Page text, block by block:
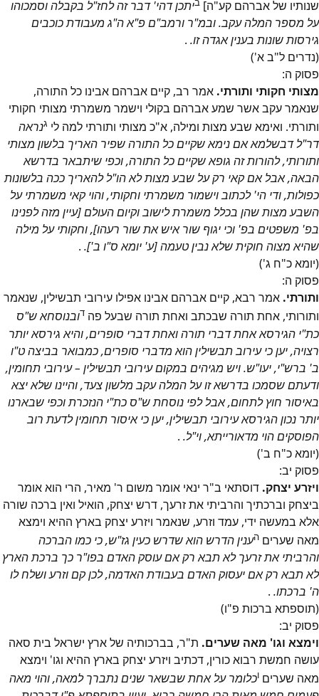
שנותיו של אברהם קע"ה] יתכן דהי' דבר זה לחז"ל בקבלה וסמכוהו
על מספר המלה עקב. ובמ"ר ורמב"ם פ"א ה"ג מעבודת כוכבים
גירסות שונות בענין אגדה זו. .
(נדרים ל"ב א')
פסוק ה:
מצותי חקותי ותורתי. אמר רב, קיים אברהם אבינו כל התורה,
שנאמר עקב אשר שמע אברהם בקולי וישמר משמרתי מצותי חקותי
ותורתי. ואימא שבע מצות ומילה, א"כ מצותי ותורתי למה לי גנראה
דר"ל דבשלמא אם נימא שקיים כל התורה שפיר האריך בלשון מצותי
ותורותי, להורות זה גופא שקיים כל התורה, וכפי שיתבאר בדרשא
הבאה, אבל אם קאי רק על שבע מצות לא הו"ל להאריך ככה בלשונות
כפולות, ודי הי' לכתוב וישמור משמרתי וחקותי, והוי קאי משמרתי על
השבע מצות שהן בכלל משמרת לישוב וקיום העולם [עיין מזה לפנינו
בפ' משפטים בפ' וכי יגוף שור איש את שור רעהו], וחקותי על מילה
שהיא מצוה חוקית שלא נבין טעמה [ע' יומא ס"ו ב']. .
(יומא כ"ח ג')
פסוק ה:
ותורתי. אמר רבא, קיים אברהם אבינו אפילו עירובי תבשילין, שנאמר
ותורותי, אחת תורה שבכתב ואחת תורה שבעל פה דובנוסחא ש"ס
כת"י הגירסא אחת דברי תורה ואחת דברי סופרים, והיא גירסא יותר
רצויה, יען כי עירוב תבשילין הוא מדברי סופרים, כמבואר בביצה ט"ו
ב' ברש"י, יעו"ש. ויש מגיהים במקום עירובי תבשילין – עירובי תחומין,
ודעתם שסמכו בדרשא זו על המלה עקב מלשון צעד, והיינו שלא יצא
באיסור חוץ לתחום, אבל לפי נוסחת ש"ס כת"י הנזכרת וכפי שבארנו
יותר נכון הגירסא עירובי תבשילין, יען כי איסור תחומין לדעת רוב
הפוסקים הוי מדאורייתא, וי"ל. .
(יומא כ"ח ב')
פסוק יב:
ויזרע יצחק. דוסתאי ב"ר ינאי אומר משום ר' מאיר, הרי הוא אומר
ביצחק וברכתיך והרביתי את זרעך, דרש יצחק, הואיל ואין ברכה שורה
אלא במעשה ידי, עמד וזרע, שנאמר ויזרע יצחק בארץ ההיא וימצא
מאה שערים הענין הדרש הוא שדרש כעין גז"ש, כי כמו הברכה
והרביתי את זרעך לא תבא רק אם עוסק האדם בפו"ר כך ברכת הארץ
לא תבא רק אם יעסוק האדם בעבודת האדמה, לכן קם וזרע ושלח לו
ה' ברכתו. .
(תוספתא ברכות פ"ו)
פסוק יב:
וימצא וגו' מאה שערים. ת"ר, בברכותיה של ארץ ישראל בית סאה
עושה חמשת רבוא כורין, דכתיב ויזרע יצחק בארץ ההיא וגו' וימצא
מאה שערים וכלומר על אחת שבשאר שנים נתברך למאה, והוי מאה